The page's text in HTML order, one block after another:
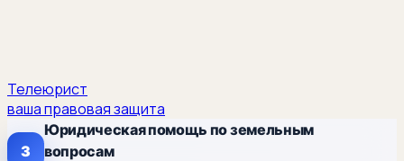
Телеюрист
ваша правовая защита
З
Юридическая помощь по земельным
вопросам